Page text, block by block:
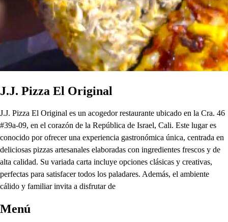
J.J. Pizza El Original
J.J. Pizza El Original es un acogedor restaurante ubicado en la Cra. 46
#39a-09, en el corazón de la República de Israel, Cali. Este lugar es
conocido por ofrecer una experiencia gastronómica única, centrada en
deliciosas pizzas artesanales elaboradas con ingredientes frescos y de
alta calidad. Su variada carta incluye opciones clásicas y creativas,
perfectas para satisfacer todos los paladares. Además, el ambiente
cálido y familiar invita a disfrutar de
Menú